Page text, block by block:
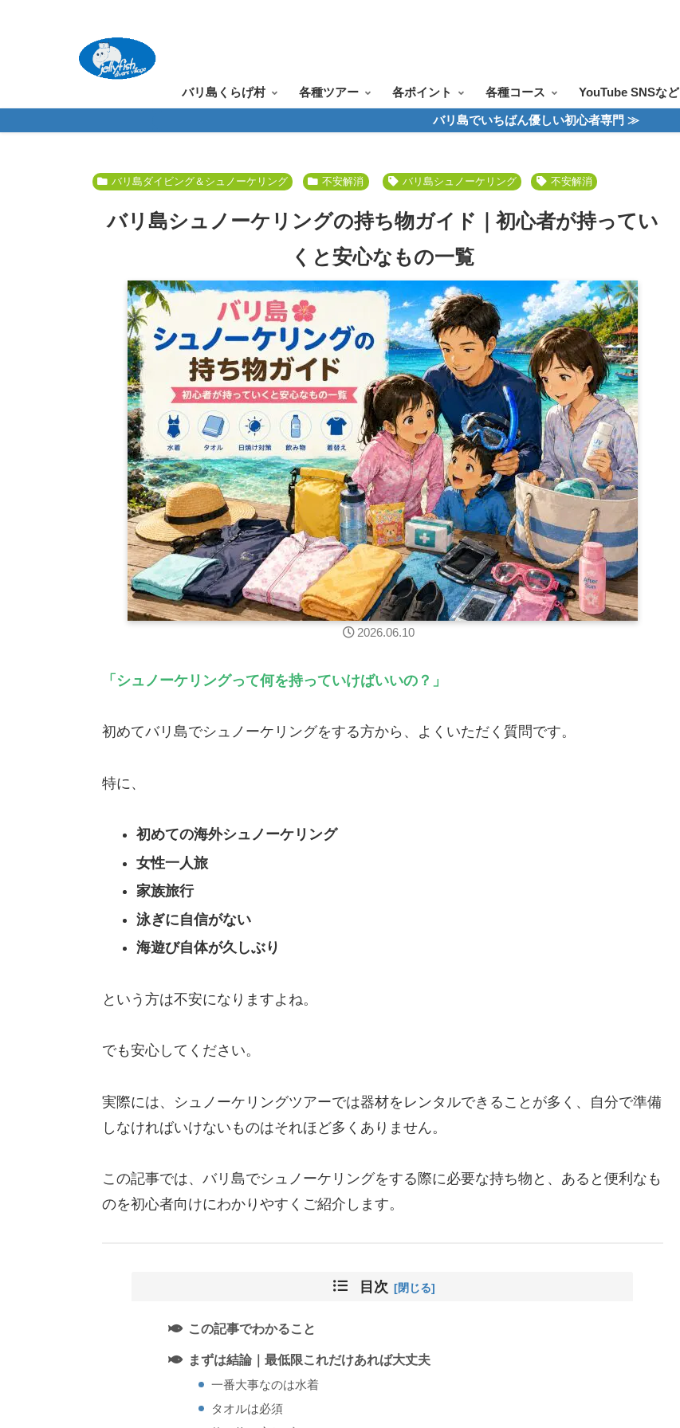
バリ島くらげ村 各種ツアー 各ポイント 各種コース YouTube SNSなど
バリ島でいちばん優しい初心者専門 ≫
バリ島ダイビング＆シュノーケリング 不安解消 バリ島シュノーケリング 不安解消
バリ島シュノーケリングの持ち物ガイド｜初心者が持ってい
くと安心なもの一覧
2026.06.10
「シュノーケリングって何を持っていけばいいの？」
初めてバリ島でシュノーケリングをする方から、よくいただく質問です。
特に、
初めての海外シュノーケリング
女性一人旅
家族旅行
泳ぎに自信がない
海遊び自体が久しぶり
という方は不安になりますよね。
でも安心してください。
実際には、シュノーケリングツアーでは器材をレンタルできることが多く、自分で準備
しなければいけないものはそれほど多くありません。
この記事では、バリ島でシュノーケリングをする際に必要な持ち物と、あると便利なも
のを初心者向けにわかりやすくご紹介します。
目次
この記事でわかること
まずは結論｜最低限これだけあれば大丈夫
一番大事なのは水着
タオルは必須